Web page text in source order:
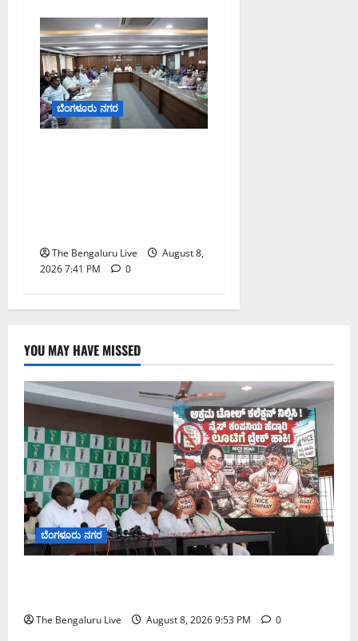
ಬೆಂಗಳೂರು ನಗರ
The Bengaluru Live
August 8,
2026 7:41 PM
0
YOU MAY HAVE MISSED
ಬೆಂಗಳೂರು ನಗರ
The Bengaluru Live August 8, 2026 9:53 PM 0